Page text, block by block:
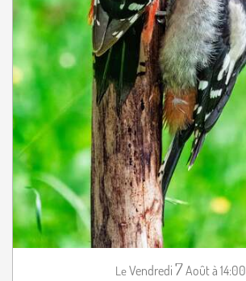
LeVendredi 7Aoûtà 14:00